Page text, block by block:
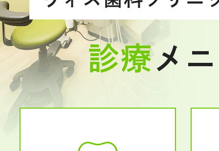
診療 メ